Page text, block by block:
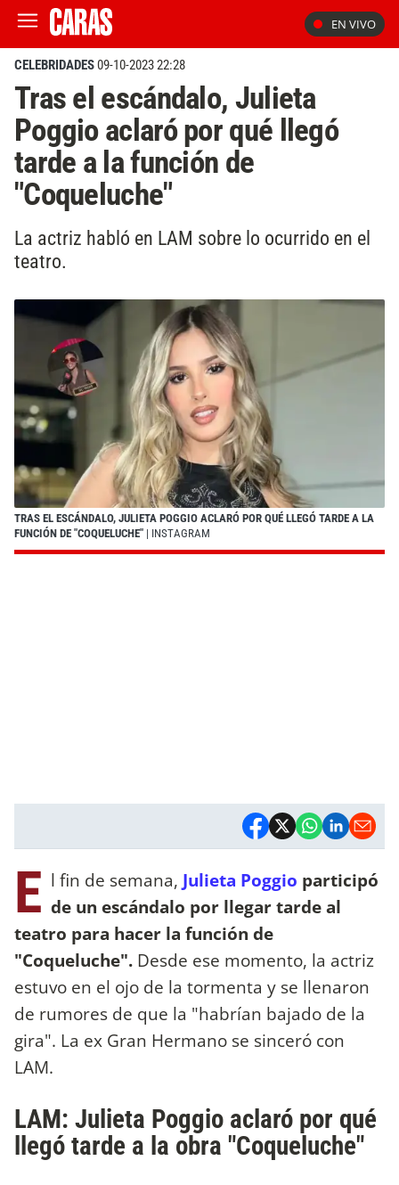
EN VIVO
CELEBRIDADES09-10-2023 22:28
Tras el escándalo, Julieta
Poggio aclaró por qué llegó
tarde a la función de
"Coqueluche"
La actriz habló en LAM sobre lo ocurrido en el
teatro.
TRAS EL ESCÁNDALO, JULIETA POGGIO ACLARÓ POR QUÉ LLEGÓ TARDE A LA
FUNCIÓN DE "COQUELUCHE" | INSTAGRAM
E l fin de semana, Julieta Poggio participó
de un escándalo por llegar tarde al
teatro para hacer la función de
"Coqueluche". Desde ese momento, la actriz
estuvo en el ojo de la tormenta y se llenaron
de rumores de que la "habrían bajado de la
gira". La ex Gran Hermano se sinceró con
LAM.
LAM: Julieta Poggio aclaró por qué
llegó tarde a la obra "Coqueluche"